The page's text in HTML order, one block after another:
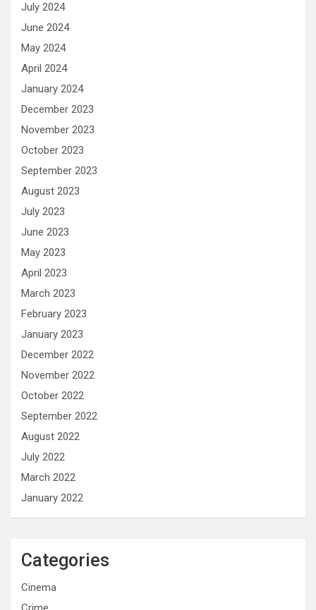
July 2024
June 2024
May 2024
April 2024
January 2024
December 2023
November 2023
October 2023
September 2023
August 2023
July 2023
June 2023
May 2023
April 2023
March 2023
February 2023
January 2023
December 2022
November 2022
October 2022
September 2022
August 2022
July 2022
March 2022
January 2022
Categories
Cinema